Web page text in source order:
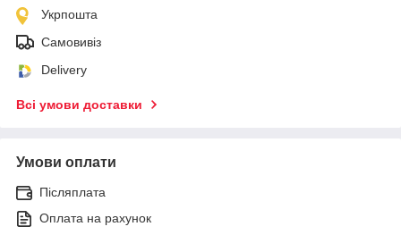
Укрпошта
Самовивіз
Delivery
Всі умови доставки
Умови оплати
Післяплата
Оплата на рахунок